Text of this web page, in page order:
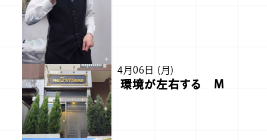
4月06日 (月)
環境が左右する M